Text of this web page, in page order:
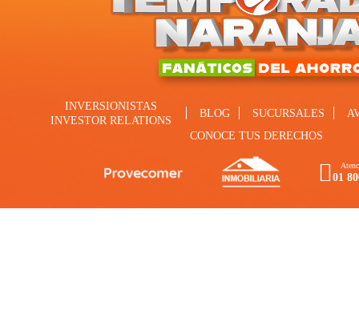
INVERSIONISTAS
INVESTOR RELATIONS
BLOG SUCURSALES
CONOCE TUS DERECHOS
01